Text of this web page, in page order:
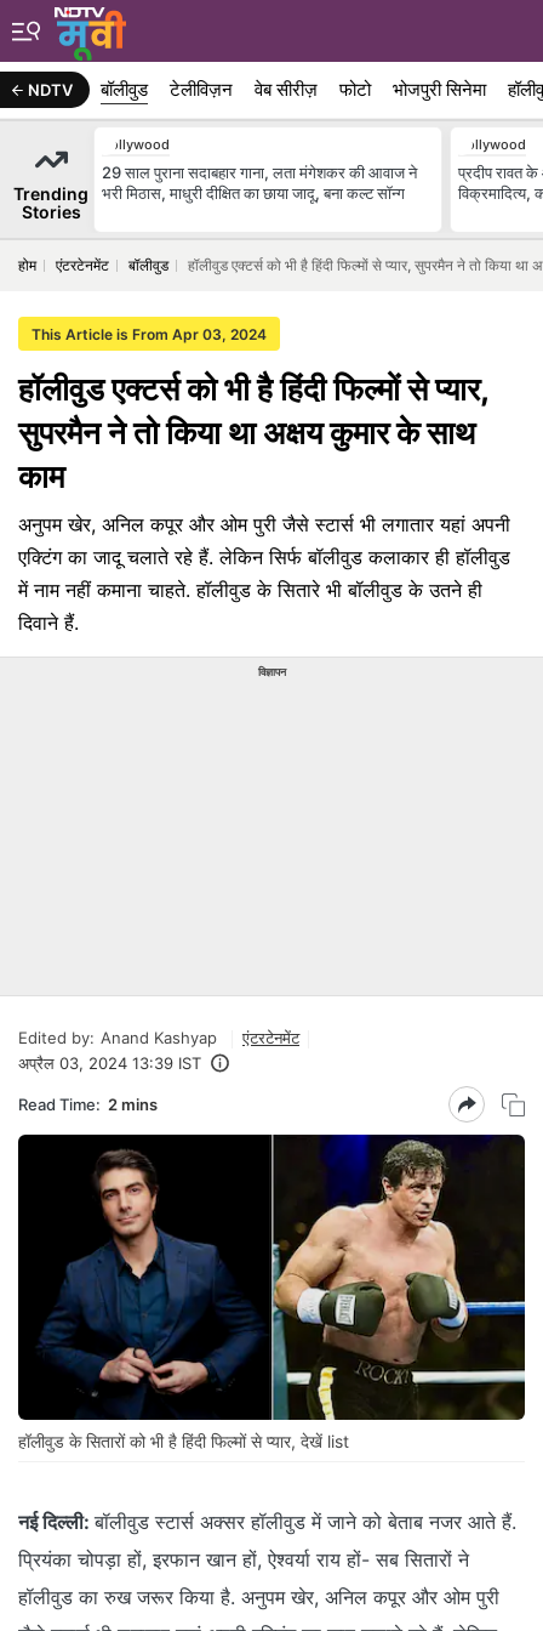
NDTV बॉलीवुड टेलीविज़न वेब सीरीज़ फोटो भोजपुरी सिनेमा
Trending
Stories
Bollywood
29 साल पुराना सदाबहार गाना, लता मंगेशकर की आवाज ने
भरी मिठास, माधुरी दीक्षित का छाया जादू, बना कल्ट सॉन्ग
Bollywood
प्रदीप रावत
विक्रमादित्य,
होम एंटरटेनमेंट बॉलीवुड हॉलीवुड एक्टर्स को भी है हिंदी फिल्मों से प्यार, सुपरमैन ने तो किया
This Article is From Apr 03, 2024
हॉलीवुड एक्टर्स को भी है हिंदी फिल्मों से प्यार,
सुपरमैन ने तो किया था अक्षय कुमार के साथ
काम
अनुपम खेर, अनिल कपूर और ओम पुरी जैसे स्टार्स भी लगातार यहां अपनी
एक्टिंग का जादू चलाते रहे हैं. लेकिन सिर्फ बॉलीवुड कलाकार ही हॉलीवुड
में नाम नहीं कमाना चाहते. हॉलीवुड के सितारे भी बॉलीवुड के उतने ही
दिवाने हैं.
विज्ञापन
Edited by: Anand Kashyap
एंटरटेनमेंट
अप्रैल 03, 2024 13:39 IST
Read Time: 2 mins
हॉलीवुड के सितारों को भी है हिंदी फिल्मों से प्यार, देखें list
नई दिल्ली: बॉलीवुड स्टार्स अक्सर हॉलीवुड में जाने को बेताब नजर आते हैं.
प्रियंका चोपड़ा हों, इरफान खान हों, ऐश्वर्या राय हों- सब सितारों ने
हॉलीवुड का रुख जरूर किया है. अनुपम खेर, अनिल कपूर और ओम पुरी